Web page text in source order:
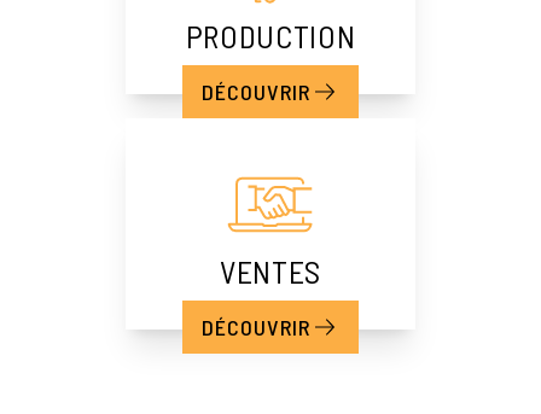
PRODUCTION
DÉCOUVRIR
VENTES
DÉCOUVRIR